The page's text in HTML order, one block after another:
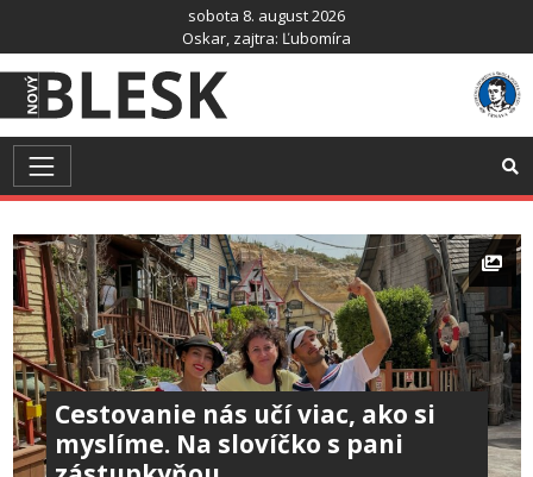
obsah
sobota 8. august 2026
Oskar , zajtra: Ľubomíra
Cestovanie nás učí viac, ako si
myslíme. Na slovíčko s pani